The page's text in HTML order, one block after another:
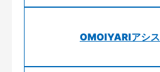
OMOIYARIアシ